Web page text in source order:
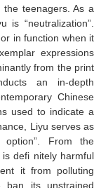
the teenagers. As a
“neutralization”.
in function when it
expressions
from the print
an in-depth
Chinese
used to indicate a
Liyu serves as
option”. From the
defi nitely harmful
it from polluting
ban its unstrained